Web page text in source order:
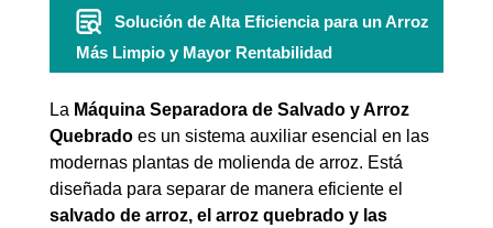
Solución de Alta Eficiencia para un Arroz
Más Limpio y Mayor Rentabilidad
La Máquina Separadora de Salvado y Arroz
Quebradoes un sistema auxiliar esencial en las
modernas plantas de molienda de arroz. Está
diseñada para separar de manera eficiente el
salvado de arroz, el arroz quebrado y las